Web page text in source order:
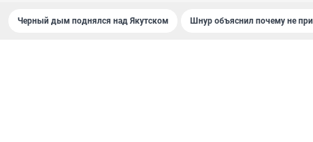
Черный дым поднялся над Якутском Шнур объяснил почему не